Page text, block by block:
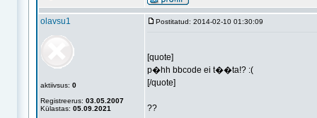
olavsu1
aktiivsus: 0
Registreerus: 03.05.2007
Külastas: 05.09.2021
Postitatud: 2014-02-10 01:30:09
[quote]
p�hh bbcode ei t��ta!? :(
[/quote]
??